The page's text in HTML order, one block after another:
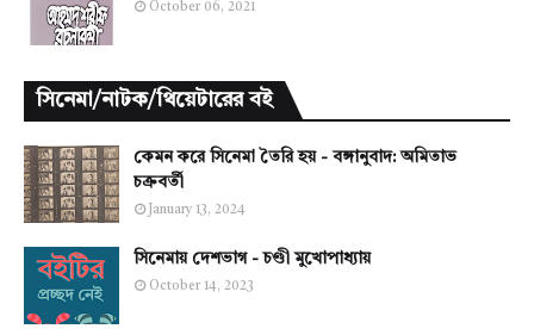
October 06, 2021
সিনেমা/নাটক/থিয়েটারের বই
কেমন করে সিনেমা তৈরি হয় - বঙ্গানুবাদ: অমিতাভ
চক্রবর্তী
January 13, 2024
সিনেমায় দেশভাগ - চণ্ডী মুখোপাধ্যায়
October 14, 2023